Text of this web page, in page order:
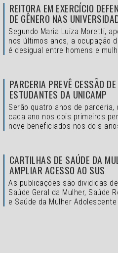
REITORA EM EXERCÍCIO
DE GÊNERO NAS
Segundo Maria Luiza Moretti,
nos últimos anos, a ocupação
é desigual entre homens e
PARCERIA PREVÊ CESSÃO
ESTUDANTES DA UNICAMP
Serão quatro anos de
cada ano nos dois primeiros
nove beneficiados nos dois
CARTILHAS DE SAÚDE DA
AMPLIAR ACESSO AO SUS
As publicações são divididas
Saúde Geral da Mulher, Saúde
e Saúde da Mulher Adolescente